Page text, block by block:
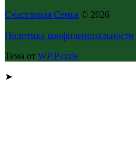
Счастливая Семья © 2026
Политика конфиденциальности
Тема от WP Puzzle
➤